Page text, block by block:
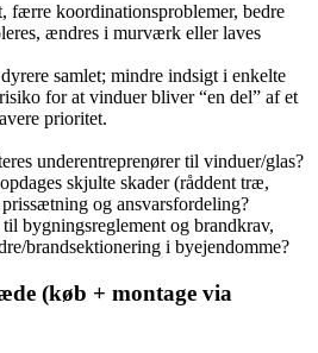
færre koordinationsproblemer, bedre
ændres i murværk eller laves
samlet; mindre indsigt i enkelte
for at vinduer bliver “en del” af et
prioritet.
underentreprenører til vinduer/glas?
skjulte skader (råddent træ,
og ansvarsfordeling?
bygningsreglement og brandkrav,
brandsektionering i byejendomme?
(køb + montage via